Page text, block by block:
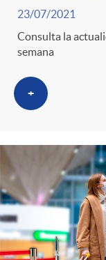
23/07/2021
Consulta la
semana
+